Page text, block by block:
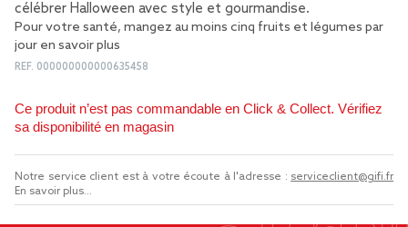
célébrer Halloween avec style et gourmandise.
Pour votre santé, mangez au moins cinq fruits et légumes par
jour en savoir plus
REF. 000000000000635458
Ce produit n’est pas commandable en Click & Collect. Vérifiez
sa disponibilité en magasin
Notre service client est à votre écoute à l'adresse : serviceclient@gifi.fr
En savoir plus...